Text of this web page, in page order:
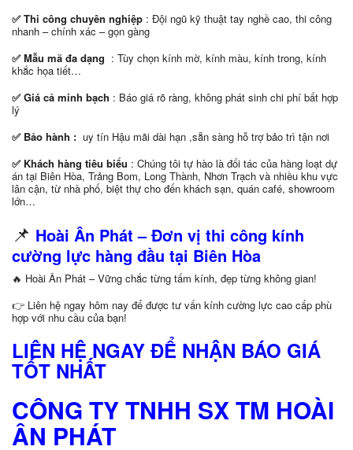
✅ Thi công chuyên nghiệp : Đội ngũ kỹ thuật tay nghề cao, thi công
nhanh – chính xác – gọn gàng
✅ Mẫu mã đa dạng : Tùy chọn kính mờ, kính màu, kính trong, kính
khắc họa tiết…
✅ Giá cả minh bạch : Báo giá rõ ràng, không phát sinh chi phí bất hợp
lý
✅ Bảo hành : uy tín Hậu mãi dài hạn ,sẵn sàng hỗ trợ bảo trì tận nơi
✅ Khách hàng tiêu biểu : Chúng tôi tự hào là đối tác của hàng loạt dự
án tại Biên Hòa, Trảng Bom, Long Thành, Nhơn Trạch và nhiều khu vực
lân cận, từ nhà phố, biệt thự cho đến khách sạn, quán café, showroom
lớn…
📌 Hoài Ân Phát – Đơn vị thi công kính
cường lực hàng đầu tại Biên Hòa
🔥 Hoài Ân Phát – Vững chắc từng tấm kính, đẹp từng không gian!
👉 Liên hệ ngay hôm nay để được tư vấn kính cường lực cao cấp phù
hợp với nhu cầu của bạn!
LIÊN HỆ NGAY ĐỂ NHẬN BÁO GIÁ
TỐT NHẤT
CÔNG TY TNHH SX TM HOÀI
ÂN PHÁT